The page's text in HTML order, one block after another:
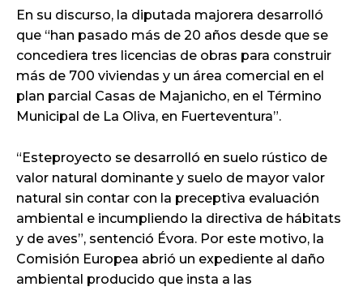
En su discurso, la diputada majorera desarrolló
que “han pasado más de 20 años desde que se
concediera tres licencias de obras para construir
más de 700 viviendas y un área comercial en el
plan parcial Casas de Majanicho, en el Término
Municipal de La Oliva, en Fuerteventura”.
“Esteproyecto se desarrolló en suelo rústico de
valor natural dominante y suelo de mayor valor
natural sin contar con la preceptiva evaluación
ambiental e incumpliendo la directiva de hábitats
y de aves”, sentenció Évora. Por este motivo, la
Comisión Europea abrió un expediente al daño
ambiental producido que insta a las